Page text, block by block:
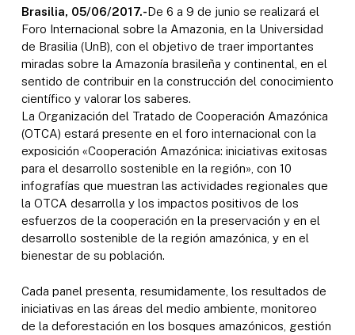
Brasilia, 05/06/2017.-De 6 a 9 de junio se realizará el
Foro Internacional sobre la Amazonia, en la Universidad
de Brasilia (UnB), con el objetivo de traer importantes
miradas sobre la Amazonía brasileña y continental, en el
sentido de contribuir en la construcción del conocimiento
científico y valorar los saberes.
La Organización del Tratado de Cooperación Amazónica
(OTCA) estará presente en el foro internacional con la
exposición «Cooperación Amazónica: iniciativas exitosas
para el desarrollo sostenible en la región», con 10
infografías que muestran las actividades regionales que
la OTCA desarrolla y los impactos positivos de los
esfuerzos de la cooperación en la preservación y en el
desarrollo sostenible de la región amazónica, y en el
bienestar de su población.
Cada panel presenta, resumidamente, los resultados de
iniciativas en las áreas del medio ambiente, monitoreo
de la deforestación en los bosques amazónicos, gestión